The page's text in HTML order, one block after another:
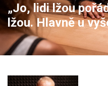
„Jo, lidi lžou
lžou. Hlavně u